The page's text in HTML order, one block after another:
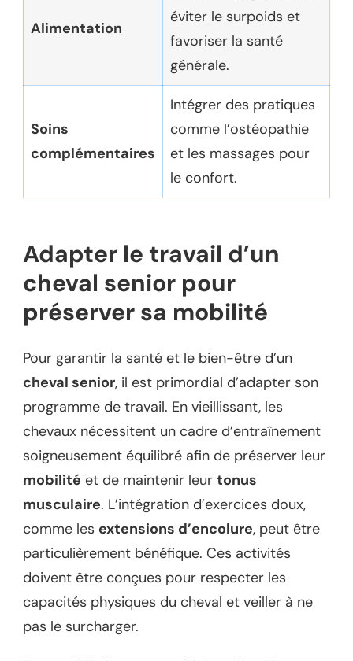
Alimentation
éviter le surpoids et
favoriser la santé
générale.
Soins
complémentaires
Intégrer des pratiques
comme l’ostéopathie
et les massages pour
le confort.
Adapter le travail d’un
cheval senior pour
préserver sa mobilité
Pour garantir la santé et le bien-être d’un
cheval senior, il est primordial d’adapter son
programme de travail. En vieillissant, les
chevaux nécessitent un cadre d’entraînement
soigneusement équilibré afin de préserver leur
mobilité et de maintenir leur tonus
musculaire. L’intégration d’exercices doux,
comme les extensions d’encolure, peut être
particulièrement bénéfique. Ces activités
doivent être conçues pour respecter les
capacités physiques du cheval et veiller à ne
pas le surcharger.